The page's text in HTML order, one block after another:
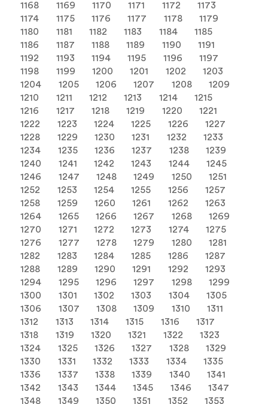
1168
1169 1170 1171 1172
1173
1174
1175 1176 1177 1178
1179
1180
1181 1182 1183 1184
1185
1186
1187 1188 1189 1190
1191
1192
1193 1194 1195 1196
1197
1198
1199 1200 1201 1202
1203
1204
1205 1206 1207 1208
1209
1210
1211 1212 1213 1214
1215
1216
1217 1218 1219 1220
1221
1222
1223 1224 1225 1226
1227
1228
1229 1230 1231 1232
1233
1234
1235 1236 1237 1238
1239
1240
1241 1242 1243 1244
1245
1246
1247 1248 1249 1250
1251
1252
1253 1254 1255 1256
1257
1258
1259 1260 1261 1262
1263
1264
1265 1266 1267 1268
1269
1270
1271 1272 1273 1274
1275
1276
1277 1278 1279 1280
1281
1282
1283 1284 1285 1286
1287
1288
1289 1290 1291 1292
1293
1294
1295 1296 1297 1298
1299
1300
1301 1302 1303 1304
1305
1306
1307 1308 1309 1310
1311
1312
1313 1314 1315 1316
1317
1318
1319 1320 1321 1322
1323
1324
1325 1326 1327 1328
1329
1330
1331 1332 1333 1334
1335
1336
1337 1338 1339 1340
1341
1342
1343 1344 1345 1346
1347
1348
1349 1350 1351 1352 1353